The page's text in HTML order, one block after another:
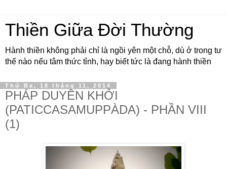
Thiền Giữa Đời Thường
Hành thiền không phải chỉ là ngồi yên một chỗ, dù ở trong tư
thế nào nếu tâm thức tỉnh, hay biết tức là đang hành thiền
Thứ Ba, 18 tháng 11, 2014
PHÁP DUYÊN KHỞI
(PATICCASAMUPPÀDA) - PHẦN VIII
(1)